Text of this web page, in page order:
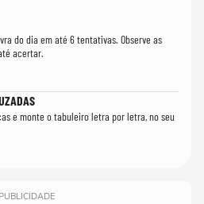
do dia em até 6 tentativas. Observe as
acertar.
e monte o tabuleiro letra por letra, no seu
PUBLICIDADE